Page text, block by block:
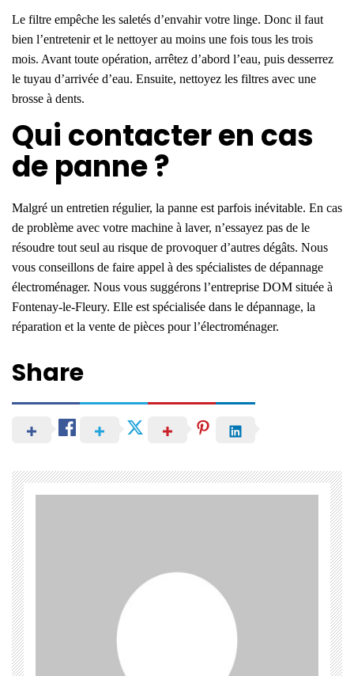
Le filtre empêche les saletés d’envahir votre linge. Donc il faut
bien l’entretenir et le nettoyer au moins une fois tous les trois
mois. Avant toute opération, arrêtez d’abord l’eau, puis desserrez
le tuyau d’arrivée d’eau. Ensuite, nettoyez les filtres avec une
brosse à dents.
Qui contacter en cas
de panne ?
Malgré un entretien régulier, la panne est parfois inévitable. En cas
de problème avec votre machine à laver, n’essayez pas de le
résoudre tout seul au risque de provoquer d’autres dégâts. Nous
vous conseillons de faire appel à des spécialistes de dépannage
électroménager. Nous vous suggérons l’entreprise DOM située à
Fontenay-le-Fleury. Elle est spécialisée dans le dépannage, la
réparation et la vente de pièces pour l’électroménager.
Share